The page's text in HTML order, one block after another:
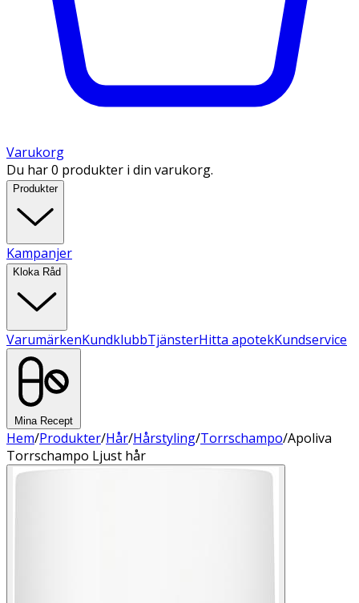
Varukorg
Du har 0 produkter i din varukorg.
Produkter
Kampanjer
Kloka Råd
VarumärkenKundklubbTjänsterHitta apotekKundservice
Mina Recept
Hem/Produkter/Hår/Hårstyling/Torrschampo/Apoliva
Torrschampo Ljust hår